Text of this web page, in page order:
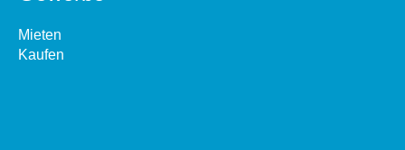
Mieten
Kaufen